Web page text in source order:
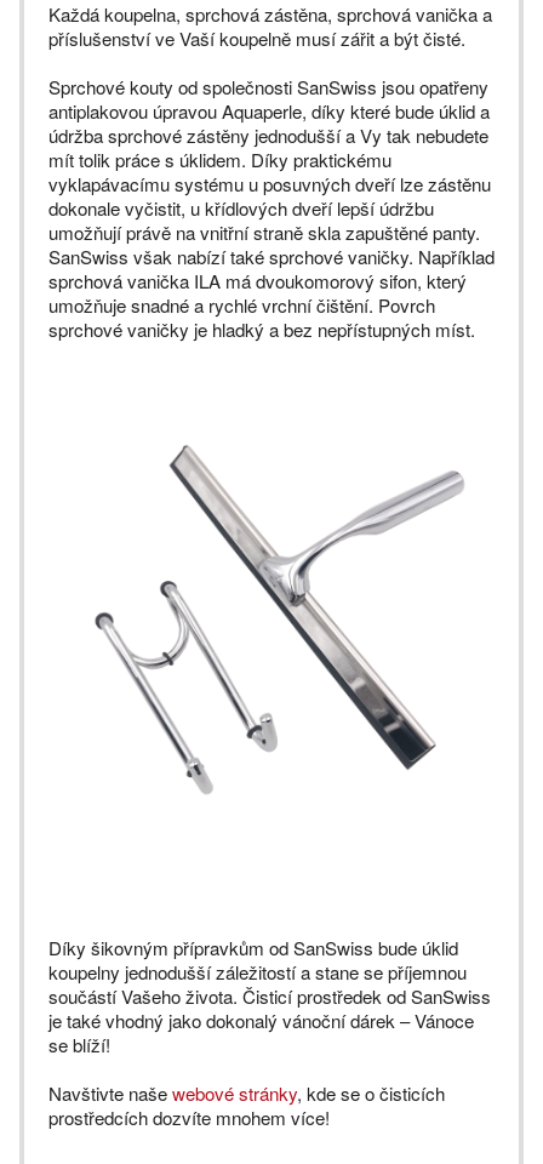
Každá koupelna, sprchová zástěna, sprchová vanička a
příslušenství ve Vaší koupelně musí zářit a být čisté.
Sprchové kouty od společnosti SanSwiss jsou opatřeny
antiplakovou úpravou Aquaperle, díky které bude úklid a
údržba sprchové zástěny jednodušší a Vy tak nebudete
mít tolik práce s úklidem. Díky praktickému
vyklapávacímu systému u posuvných dveří lze zástěnu
dokonale vyčistit, u křídlových dveří lepší údržbu
umožňují právě na vnitřní straně skla zapuštěné panty.
SanSwiss však nabízí také sprchové vaničky. Například
sprchová vanička ILA má dvoukomorový sifon, který
umožňuje snadné a rychlé vrchní čištění. Povrch
sprchové vaničky je hladký a bez nepřístupných míst.
Díky šikovným přípravkům od SanSwiss bude úklid
koupelny jednodušší záležitostí a stane se příjemnou
součástí Vašeho života. Čisticí prostředek od SanSwiss
je také vhodný jako dokonalý vánoční dárek – Vánoce
se blíží!
Navštivte našewebové stránky, kde se o čisticích
prostředcích dozvíte mnohem více!